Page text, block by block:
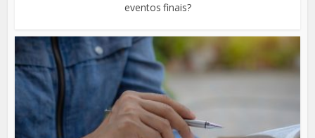
eventos finais?